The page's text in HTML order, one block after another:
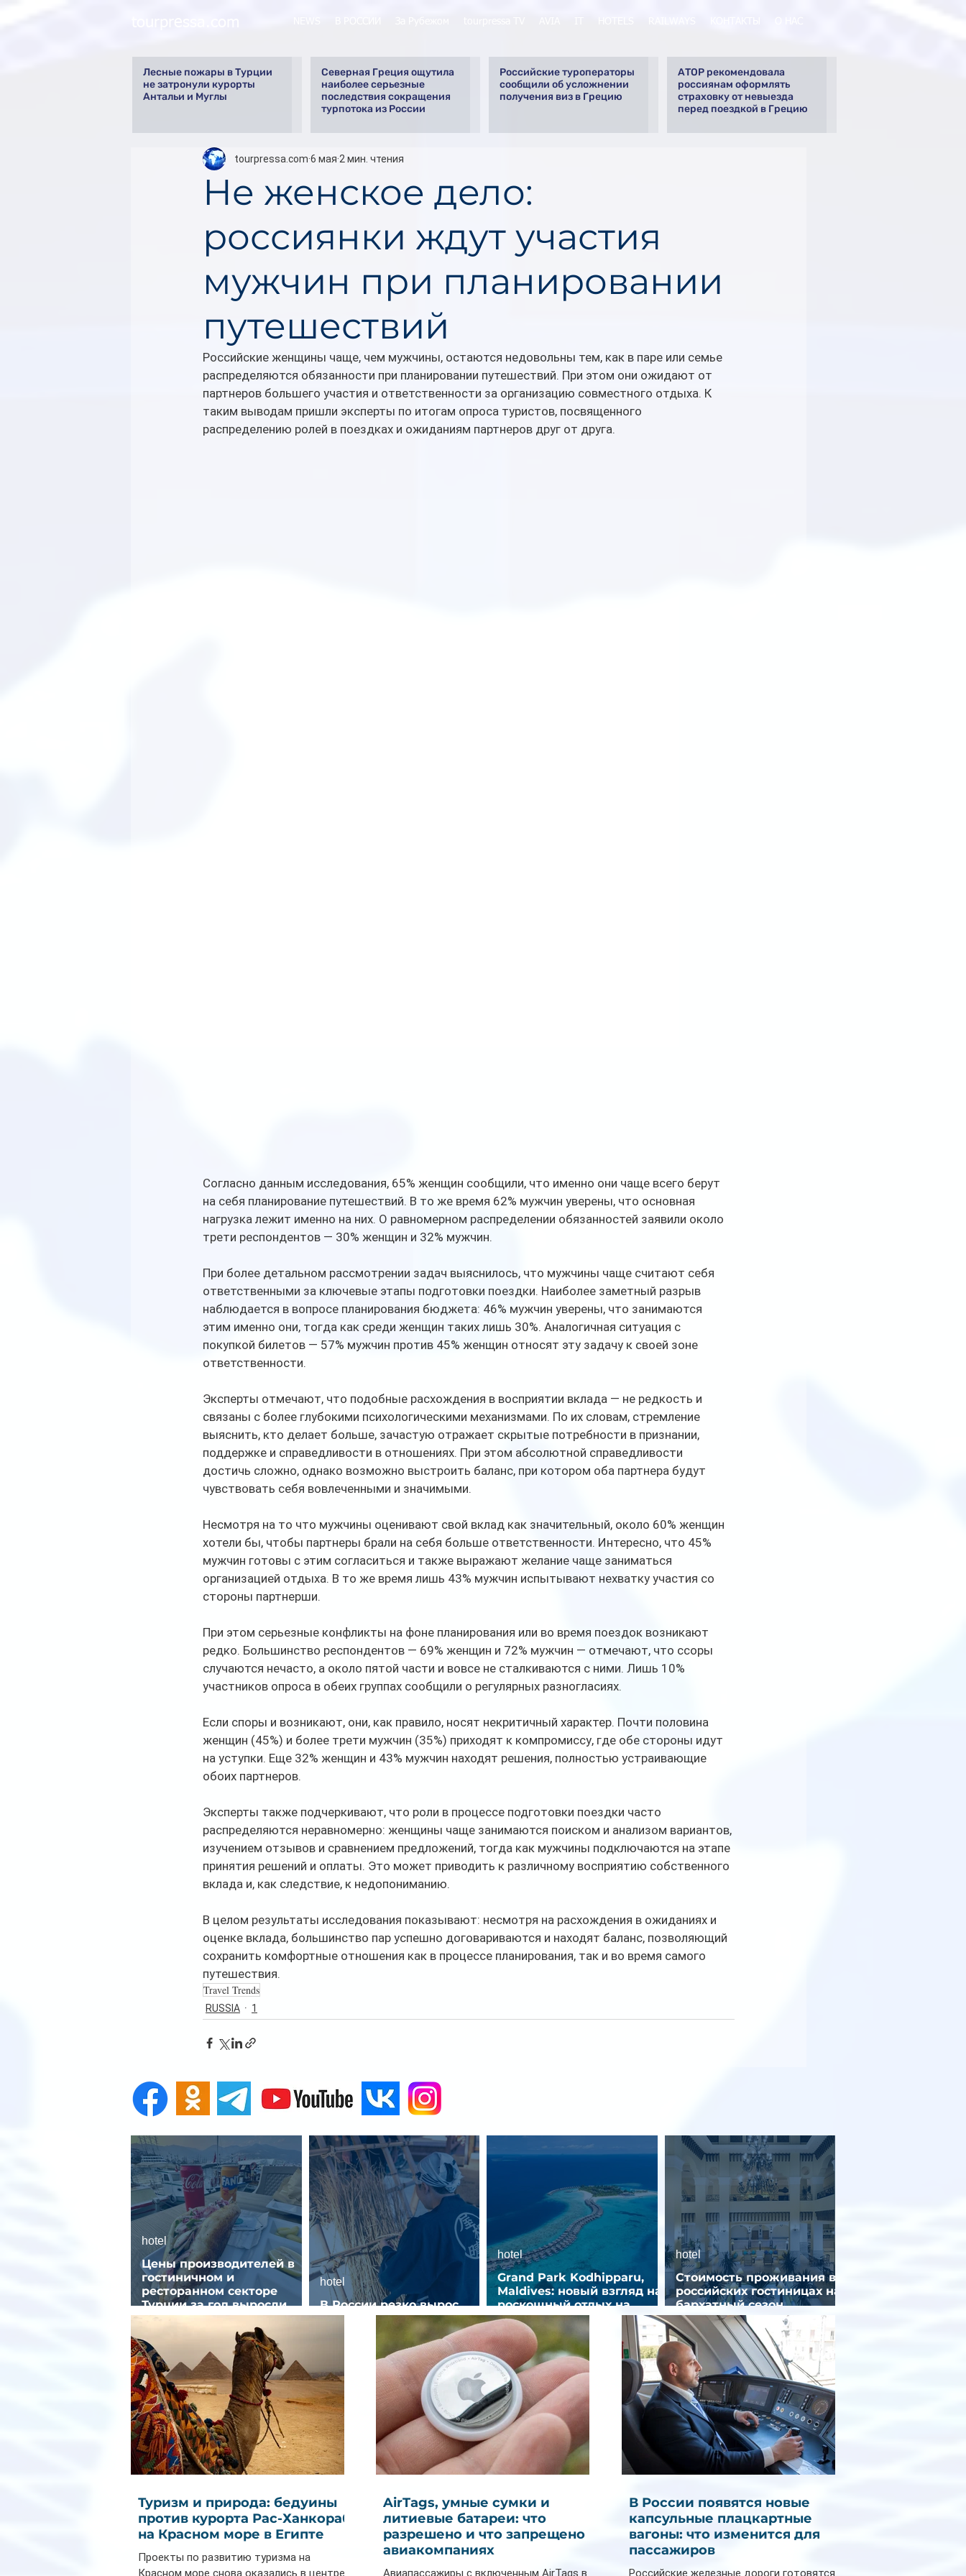
Лесные пожары в Турции
не затронули курорты
Антальи и Муглы
Северная Греция ощутила
наиболее серьезные
последствия сокращения
турпотока из России
Российские туроператоры
сообщили об усложнении
получения виз в Грецию
АТОР рекомендовала
россиянам оформлять
страховку от невыезда
перед поездкой в Грецию
Не женское дело:
россиянки ждут участия
мужчин при планировании
путешествий
tourpressa.com 6 мая 2 мин. чтения
Российские женщины чаще, чем мужчины, остаются недовольны тем, как в паре или семье
распределяются обязанности при планировании путешествий. При этом они ожидают от
партнеров большего участия и ответственности за организацию совместного отдыха. К
таким выводам пришли эксперты по итогам опроса туристов, посвященного
распределению ролей в поездках и ожиданиям партнеров друг от друга.
Согласно данным исследования, 65% женщин сообщили, что именно они чаще всего берут
на себя планирование путешествий. В то же время 62% мужчин уверены, что основная
нагрузка лежит именно на них. О равномерном распределении обязанностей заявили около
трети респондентов — 30% женщин и 32% мужчин.
При более детальном рассмотрении задач выяснилось, что мужчины чаще считают себя
ответственными за ключевые этапы подготовки поездки. Наиболее заметный разрыв
наблюдается в вопросе планирования бюджета: 46% мужчин уверены, что занимаются
этим именно они, тогда как среди женщин таких лишь 30%. Аналогичная ситуация с
покупкой билетов — 57% мужчин против 45% женщин относят эту задачу к своей зоне
ответственности.
Эксперты отмечают, что подобные расхождения в восприятии вклада — не редкость и
связаны с более глубокими психологическими механизмами. По их словам, стремление
выяснить, кто делает больше, зачастую отражает скрытые потребности в признании,
поддержке и справедливости в отношениях. При этом абсолютной справедливости
достичь сложно, однако возможно выстроить баланс, при котором оба партнера будут
чувствовать себя вовлеченными и значимыми.
Несмотря на то что мужчины оценивают свой вклад как значительный, около 60% женщин
хотели бы, чтобы партнеры брали на себя больше ответственности. Интересно, что 45%
мужчин готовы с этим согласиться и также выражают желание чаще заниматься
организацией отдыха. В то же время лишь 43% мужчин испытывают нехватку участия со
стороны партнерши.
При этом серьезные конфликты на фоне планирования или во время поездок возникают
редко. Большинство респондентов — 69% женщин и 72% мужчин — отмечают, что ссоры
случаются нечасто, а около пятой части и вовсе не сталкиваются с ними. Лишь 10%
участников опроса в обеих группах сообщили о регулярных разногласиях.
Если споры и возникают, они, как правило, носят некритичный характер. Почти половина
женщин (45%) и более трети мужчин (35%) приходят к компромиссу, где обе стороны идут
на уступки. Еще 32% женщин и 43% мужчин находят решения, полностью устраивающие
обоих партнеров.
Эксперты также подчеркивают, что роли в процессе подготовки поездки часто
распределяются неравномерно: женщины чаще занимаются поиском и анализом вариантов,
изучением отзывов и сравнением предложений, тогда как мужчины подключаются на этапе
принятия решений и оплаты. Это может приводить к различному восприятию собственного
вклада и, как следствие, к недопониманию.
В целом результаты исследования показывают: несмотря на расхождения в ожиданиях и
оценке вклада, большинство пар успешно договариваются и находят баланс, позволяющий
сохранить комфортные отношения как в процессе планирования, так и во время самого
путешествия.
Travel Trends
RUSSIA 1
Цены производителей в
гостиничном и
ресторанном секторе
Турции за год выросли
почти на 32%
hotel
В России резко вырос
спрос на отели без звезд
hotel
Grand Park Kodhipparu,
Maldives: новый взгляд на
роскошный отдых на
Мальдивах
hotel
Стоимость проживания в
российских гостиницах на
бархатный сезон
снизилась на 9%
hotel
Туризм и природа: бедуины
против курорта Рас-Ханкораб
на Красном море в Египте
Проекты по развитию туризма на
AirTags, умные сумки и
литиевые батареи: что
разрешено и что запрещено в
авиакомпаниях
В России появятся новые
капсульные плацкартные
вагоны: что изменится для
пассажиров